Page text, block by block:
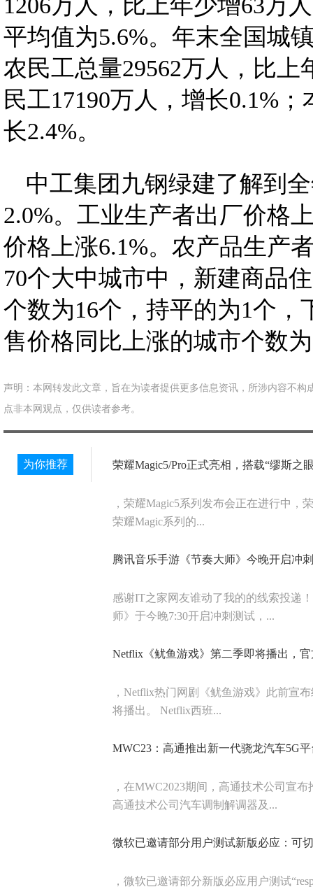
1206万人，比上年少增63万
平均值为5.6%。年末全国城
农民工总量29562万人，比上
民工17190万人，增长0.1%
长2.4%。
中工集团九钢绿建了解到
2.0%。工业生产者出厂价格
价格上涨6.1%。农产品生产
70个大中城市中，新建商品
个数为16个，持平的为1个，
售价格同比上涨的城市个数
声明：本网转发此文章，旨在为读者提供更多信息资讯，所涉内容不
点非本网观点，仅供读者参考。
为你推荐 荣耀Magic5/Pro正式亮相，搭载“缪斯之
，荣耀Magic5系列发布会正在进行中，
荣耀Magic系列的...
腾讯音乐手游《节奏大师》今晚开启冲
感谢IT之家网友谁动了我的的线索投递
师》于今晚7:30开启冲刺测试，...
Netflix《鱿鱼游戏》第二季即将播出，
，Netflix热门网剧《鱿鱼游戏》此前宣
将播出。 Netflix西班...
MWC23：高通推出新一代骁龙汽车5G
，在MWC2023期间，高通技术公司宣
高通技术公司汽车调制解调器及...
微软已邀请部分用户测试新版必应：可
，微软已邀请部分新版必应用户测试